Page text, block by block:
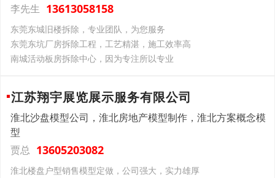
李先生 13613058158
东莞东城旧楼拆除，专业团队，为您服务
东莞东坑厂房拆除工程，工艺精湛，施工效率高
南城活动板房拆除中心，因为专注所以专业
江苏翔宇展览展示服务有限公司
淮北沙盘模型公司，淮北房地产模型制作，淮北方案概念模
型
贾总 13605203082
淮北楼盘户型销售模型定做，公司强大，实力雄厚